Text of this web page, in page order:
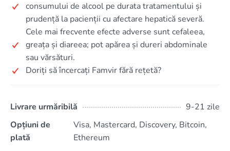
consumului de alcool pe durata tratamentului și
prudență la pacienții cu afectare hepatică severă.
Cele mai frecvente efecte adverse sunt cefaleea,
greața și diareea; pot apărea și dureri abdominale
sau vărsături.
Doriți să încercați Famvir fără rețetă?
Livrare urmăribilă
9-21 zile
Opțiuni de
plată
Visa, Mastercard, Discovery, Bitcoin,
Ethereum